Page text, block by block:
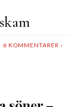
ö
k
6 KOMMENTARER ›